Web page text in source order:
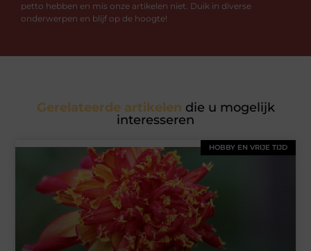
petto hebben en mis onze artikelen niet. Duik in diverse
onderwerpen en blijf op de hoogte!
Gerelateerde artikelen die u mogelijk
interesseren
HOBBY EN VRIJE TIJD